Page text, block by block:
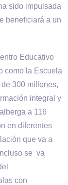
sido impulsada
beneficiará a un
Educativo
como la Escuela
300 millones,
integral y
a 116
en diferentes
que va a
se va
con